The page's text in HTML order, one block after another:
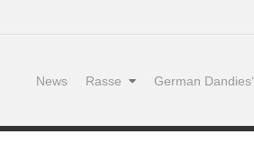
News Rasse German Dandies‘